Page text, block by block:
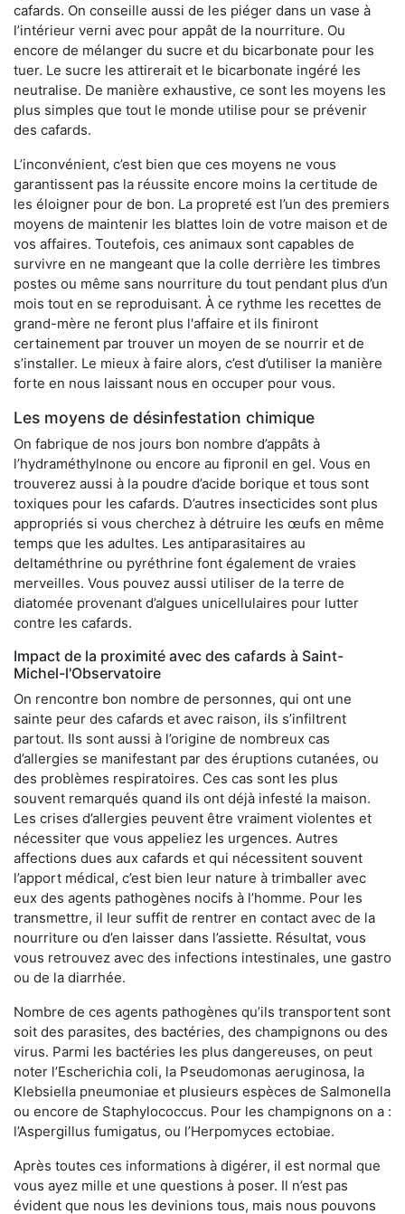
cafards. On conseille aussi de les piéger dans un vase à
l’intérieur verni avec pour appât de la nourriture. Ou
encore de mélanger du sucre et du bicarbonate pour les
tuer. Le sucre les attirerait et le bicarbonate ingéré les
neutralise. De manière exhaustive, ce sont les moyens les
plus simples que tout le monde utilise pour se prévenir
des cafards.
L’inconvénient, c’est bien que ces moyens ne vous
garantissent pas la réussite encore moins la certitude de
les éloigner pour de bon. La propreté est l’un des premiers
moyens de maintenir les blattes loin de votre maison et de
vos affaires. Toutefois, ces animaux sont capables de
survivre en ne mangeant que la colle derrière les timbres
postes ou même sans nourriture du tout pendant plus d’un
mois tout en se reproduisant. À ce rythme les recettes de
grand-mère ne feront plus l'affaire et ils finiront
certainement par trouver un moyen de se nourrir et de
s’installer. Le mieux à faire alors, c’est d’utiliser la manière
forte en nous laissant nous en occuper pour vous.
Les moyens de désinfestation chimique
On fabrique de nos jours bon nombre d’appâts à
l’hydraméthylnone ou encore au fipronil en gel. Vous en
trouverez aussi à la poudre d’acide borique et tous sont
toxiques pour les cafards. D’autres insecticides sont plus
appropriés si vous cherchez à détruire les œufs en même
temps que les adultes. Les antiparasitaires au
deltaméthrine ou pyréthrine font également de vraies
merveilles. Vous pouvez aussi utiliser de la terre de
diatomée provenant d’algues unicellulaires pour lutter
contre les cafards.
Impact de la proximité avec des cafards à Saint-
Michel-l'Observatoire
On rencontre bon nombre de personnes, qui ont une
sainte peur des cafards et avec raison, ils s’infiltrent
partout. Ils sont aussi à l’origine de nombreux cas
d’allergies se manifestant par des éruptions cutanées, ou
des problèmes respiratoires. Ces cas sont les plus
souvent remarqués quand ils ont déjà infesté la maison.
Les crises d’allergies peuvent être vraiment violentes et
nécessiter que vous appeliez les urgences. Autres
affections dues aux cafards et qui nécessitent souvent
l’apport médical, c’est bien leur nature à trimballer avec
eux des agents pathogènes nocifs à l’homme. Pour les
transmettre, il leur suffit de rentrer en contact avec de la
nourriture ou d’en laisser dans l’assiette. Résultat, vous
vous retrouvez avec des infections intestinales, une gastro
ou de la diarrhée.
Nombre de ces agents pathogènes qu’ils transportent sont
soit des parasites, des bactéries, des champignons ou des
virus. Parmi les bactéries les plus dangereuses, on peut
noter l’Escherichia coli, la Pseudomonas aeruginosa, la
Klebsiella pneumoniae et plusieurs espèces de Salmonella
ou encore de Staphylococcus. Pour les champignons on a :
l’Aspergillus fumigatus, ou l’Herpomyces ectobiae.
Après toutes ces informations à digérer, il est normal que
vous ayez mille et une questions à poser. Il n’est pas
évident que nous les devinions tous, mais nous pouvons